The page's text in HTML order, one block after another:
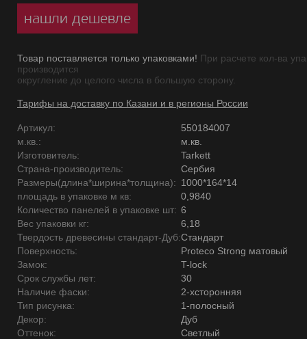
нашли дешевле
Товар поставляется только упаковками! При расчете кол-ва
производится
округление до целого числа в большую сторону.
Тарифы на доставку по Казани и в регионы России
Артикул:
550184007
м.кв.:
м.кв.
Изготовитель:
Tarkett
Страна-производитель:
Сербия
Размеры(длина*ширина*толщина): 1000*164*14
площадь в упаковке м кв:
0,9840
Количество панелей в упаковке шт: 6
Вес упаковки кг:
6,18
Твердость древесины стандарт-Дуб:Стандарт
Поверхность:
Proteco Strong матовый
Замок:
T-lock
Срок службы лет:
30
Наличие фаски:
2-хсторонняя
Тип рисунка:
1-полосный
Декор:
Дуб
Оттенок:
Светлый